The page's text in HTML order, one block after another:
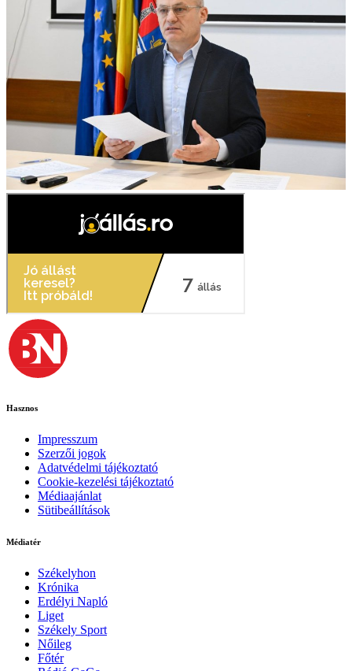
Hasznos
Impresszum
Szerzői jogok
Adatvédelmi tájékoztató
Cookie-kezelési tájékoztató
Médiaajánlat
Sütibeállítások
Médiatér
Székelyhon
Krónika
Erdélyi Napló
Liget
Székely Sport
Nőileg
Főtér